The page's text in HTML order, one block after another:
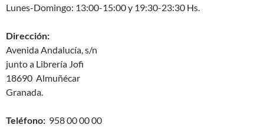
Lunes-Domingo: 13:00-15:00 y 19:30-23:30 Hs.
Dirección:
Avenida Andalucía, s/n
junto a Librería Jofi
18690 Almuñécar
Granada.
Teléfono: 958 00 00 00